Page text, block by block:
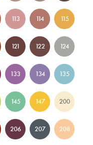
113 114 115
121 122 124
133 134 135
145 147 200
206 207 208